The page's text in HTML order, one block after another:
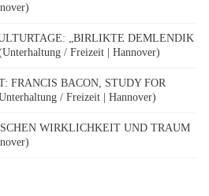
„BIRLIKTE DEMLENDIK
/ Freizeit | Hannover)
FRANCIS BACON, STUDY FOR
/ Freizeit | Hannover)
WIRKLICHKEIT UND TRAUM